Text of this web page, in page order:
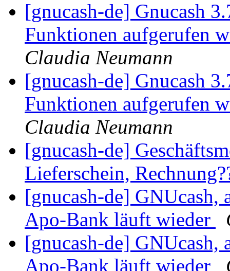
[gnucash-de] Gnucash
Funktionen aufgerufen
Claudia Neumann
[gnucash-de] Gnucash
Funktionen aufgerufen
Claudia Neumann
[gnucash-de]
Lieferschein,
[gnucash-de]
Apo-Bank läuft wieder
[gnucash-de]
Apo-Bank läuft wieder